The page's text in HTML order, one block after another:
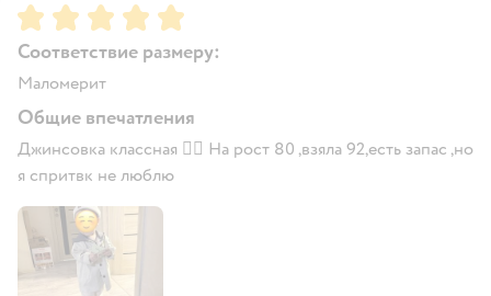
Рейтинг:5
Соответствие размеру:
Маломерит
Общие впечатления
Джинсовка классная 👍🏻 На рост 80 ,взяла 92,есть запас ,но
я спритвк не люблю